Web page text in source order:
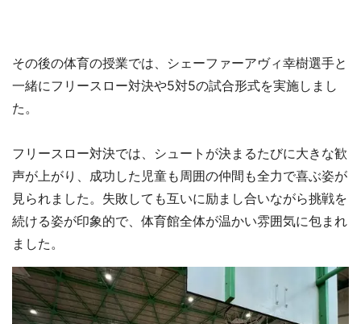
その後の体育の授業では、シェーファーアヴィ幸樹選手と
一緒にフリースロー対決や5対5の試合形式を実施しまし
た。
フリースロー対決では、シュートが決まるたびに大きな歓
声が上がり、成功した児童も周囲の仲間も全力で喜ぶ姿が
見られました。失敗しても互いに励まし合いながら挑戦を
続ける姿が印象的で、体育館全体が温かい雰囲気に包まれ
ました。